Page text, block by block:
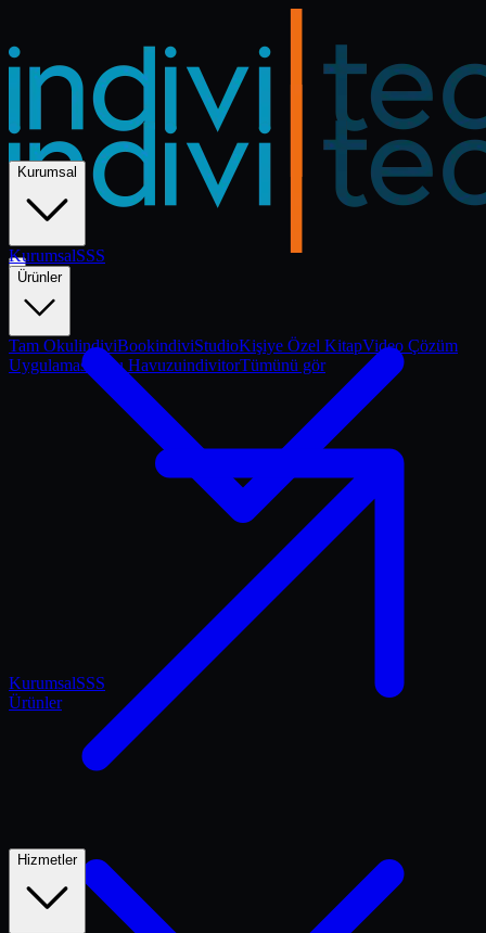
KurumsalSSS
Ürünler
Kurumsal
KurumsalSSS
Ürünler
Tam OkulindiviBookindiviStudioKişiye Özel KitapVideo Çözüm
Uygulaması
Soru HavuzuindivitorTümünü gör
Hizmetler